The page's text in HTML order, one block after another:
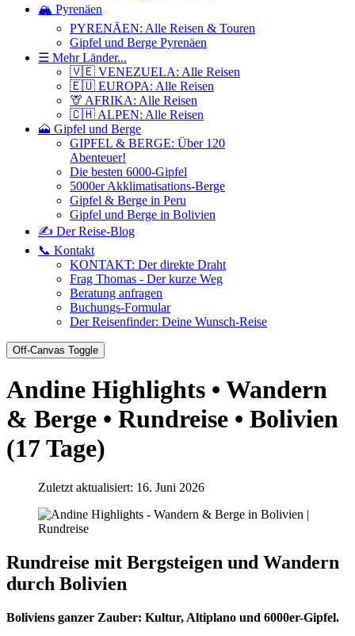
🏔️ Pyrenäen
PYRENÄEN: Alle Reisen & Touren
Gipfel und Berge Pyrenäen
☰ Mehr Länder...
🇻🇪 VENEZUELA: Alle Reisen
🇪🇺 EUROPA: Alle Reisen
🦒 AFRIKA: Alle Reisen
🇨🇭 ALPEN: Alle Reisen
🗻 Gipfel und Berge
GIPFEL & BERGE: Über 120
Abenteuer!
Die besten 6000-Gipfel
5000er Akklimatisations-Berge
Gipfel & Berge in Peru
Gipfel und Berge in Bolivien
✍️ Der Reise-Blog
📞 Kontakt
KONTAKT: Der direkte Draht
Frag Thomas - Der kurze Weg
Beratung anfragen
Buchungs-Formular
Der Reisenfinder: Deine Wunsch-Reise
Off-Canvas Toggle
Andine Highlights • Wandern
& Berge • Rundreise • Bolivien
(17 Tage)
Zuletzt aktualisiert: 16. Juni 2026
Rundreise mit Bergsteigen und Wandern
durch Bolivien
Boliviens ganzer Zauber: Kultur, Altiplano und 6000er-Gipfel.